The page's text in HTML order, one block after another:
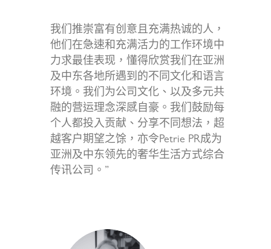
我们推崇富有创意且充满热诚的人，
他们在急速和充满活力的工作环境中
力求最佳表现，懂得欣赏我们在亚洲
及中东各地所遇到的不同文化和语言
环境。我们为公司文化、以及多元共
融的营运理念深感自豪。我们鼓励每
个人都投入贡献、分享不同想法，超
越客户期望之馀，亦令Petrie PR成为
亚洲及中东领先的奢华生活方式综合
传讯公司。”